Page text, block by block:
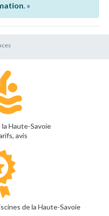
. »
Haute-Savoie
avis
de la Haute-Savoie